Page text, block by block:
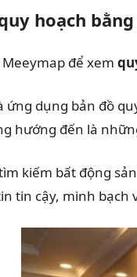
hoạch
để xem
ứng dụng bản đồ
hướng đến là
kiếm bất động
tin cậy, minh bạch